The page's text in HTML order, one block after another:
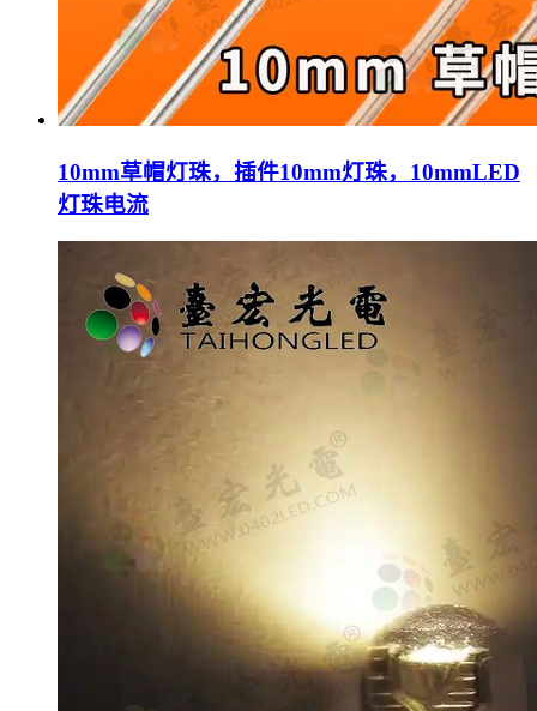
10mm草帽灯珠，插件10mm灯珠，10mmLED
灯珠电流